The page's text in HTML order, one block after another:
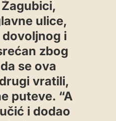
ulice,
dovoljnog i
zbog
se ova
vratili,
puteve. “A
i dodao